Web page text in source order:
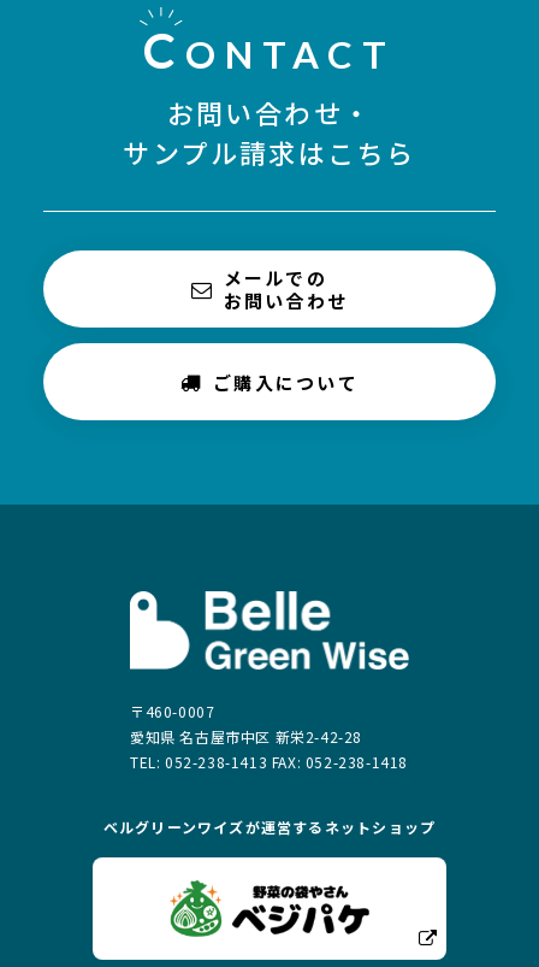
C ONTACT
お問い合わせ・
サンプル請求はこちら
メールでの
お問い合わせ
ご購入について
〒460-0007
愛知県 名古屋市中区 新栄2-42-28
TEL: 052-238-1413 FAX: 052-238-1418
ベルグリーンワイズが運営する ネットショップ